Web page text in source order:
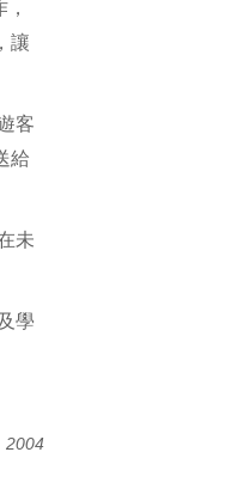
讓
客
給
未
學
2004